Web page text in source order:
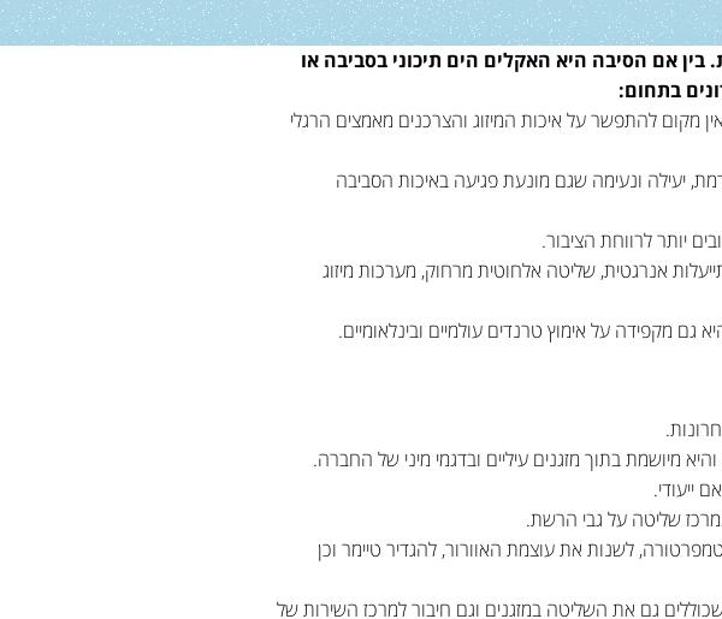
בין אם הסיבה היא האקלים הים תיכוני בסביבה או
בתחום:
מקום להתפשר על איכות המיזוג והצרכנים מאמצים הרגלי
יעילה ונעימה שגם מונעת פגיעה באיכות הסביבה
יותר לרווחת הציבור.
אנרגטית, שליטה אלחוטית מרחוק, מערכות מיזוג
מקפידה על אימוץ טרנדים עולמיים ובינלאומיים.
מיושמת בתוך מזגנים עיליים ובדגמי מיני של החברה.
ייעודי.
שליטה על גבי הרשת.
לשנות את עוצמת האוורור, להגדיר טיימר וכן
גם את השליטה במזגנים וגם חיבור למרכז השירות של